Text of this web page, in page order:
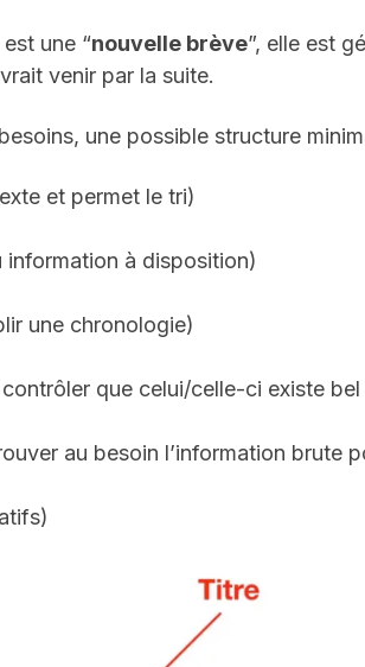
une “nouvelle brève”, elle est
venir par la suite.
une possible structure
et permet le tri)
à disposition)
une chronologie)
que celui/celle-ci existe
au besoin l’information brute